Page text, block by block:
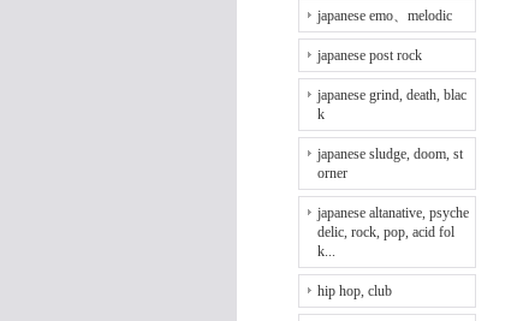
japanese emo、melodic
japanese post rock
japanese grind, death, blac
k
japanese sludge, doom, st
orner
japanese altanative, psyche
delic, rock, pop, acid fol
k...
hip hop, club